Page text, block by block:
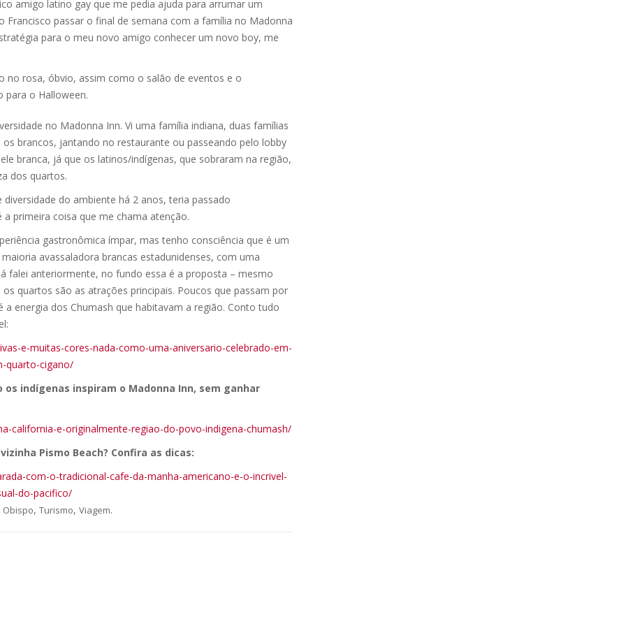
amigo latino gay que me pedia ajuda para arrumar um
Francisco passar o final de semana com a família no Madonna
para o meu novo amigo conhecer um novo boy, me
no rosa, óbvio, assim como o salão de eventos e o
para o Halloween.
no Madonna Inn. Vi uma família indiana, duas famílias
brancos, jantando no restaurante ou passeando pelo lobby
branca, já que os latinos/indígenas, que sobraram na região,
dos quartos.
do ambiente há 2 anos, teria passado
primeira coisa que me chama atenção.
gastronômica ímpar, mas tenho consciência que é um
avassaladora brancas estadunidenses, com uma
falei anteriormente, no fundo essa é a proposta – mesmo
quartos são as atrações principais. Poucos que passam por
energia dos Chumash que habitavam a região. Conto tudo
e-muitas-cores-nada-como-uma-aniversario-celebrado-em-
quarto-cigano/
os indígenas inspiram o Madonna Inn, sem ganhar
california-e-originalmente-regiao-do-povo-indigena-chumash/
Pismo Beach? Confira as dicas:
com-o-tradicional-cafe-da-manha-americano-e-o-incrivel-
do-pacifico/
Obispo, Turismo, Viagem.